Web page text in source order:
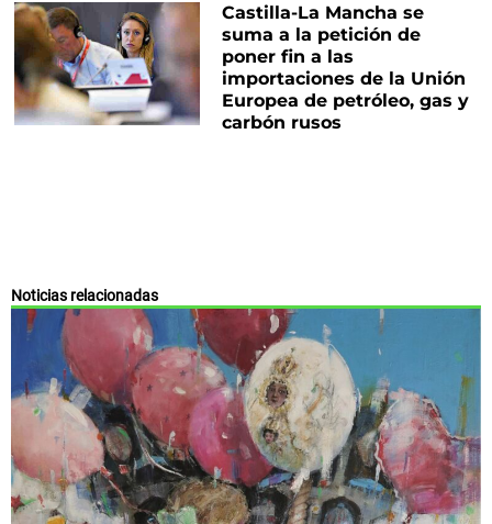
Castilla-La Mancha se
suma a la petición de
poner fin a las
importaciones de la Unión
Europea de petróleo, gas y
carbón rusos
Noticias relacionadas